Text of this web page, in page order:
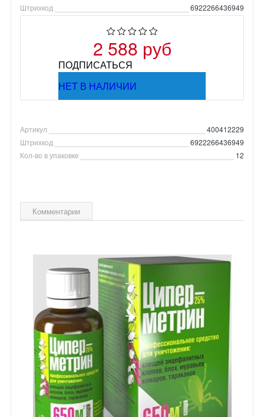
Штрихкод
6922266436949
2 588 руб
ПОДПИСАТЬСЯ
НЕТ В НАЛИЧИИ
Артикул
400412229
Штрихкод
6922266436949
Кол-во в упаковке
12
Комментарии